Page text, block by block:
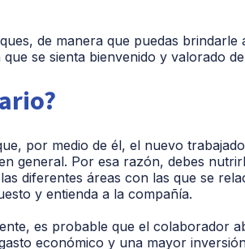
de manera que puedas
se sienta bienvenido y valorado
por medio de él, el nuevo
general. Por esa razón, debes
diferentes áreas con las que se
y entienda a la compañía.
es probable que el colaborador
económico y una mayor